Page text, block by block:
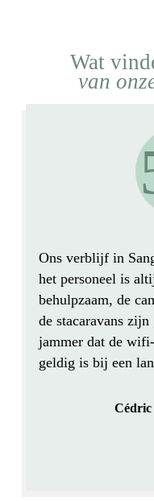
Wat
van
Ons verblijf in
het personeel is
behulpzaam, de
de stacaravans
jammer dat de
geldig is bij een
Cédric